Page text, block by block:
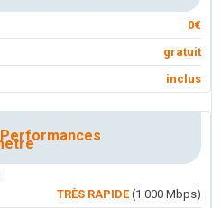
0€
gratuit
inclus
Performances
TRÈS RAPIDE(1.000 Mbps)